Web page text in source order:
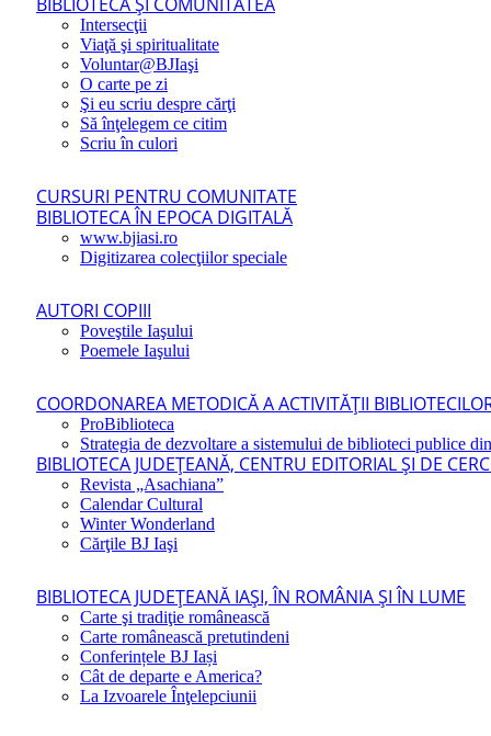
Intersecţii
Viaţă şi spiritualitate
Voluntar@BJIaşi
O carte pe zi
Şi eu scriu despre cărţi
Să înţelegem ce citim
Scriu în culori
CURSURI PENTRU COMUNITATE
BIBLIOTECA ÎN EPOCA DIGITALĂ
www.bjiasi.ro
Digitizarea colecţiilor speciale
AUTORI COPIII
Poveştile Iaşului
Poemele Iaşului
COORDONAREA METODICĂ A ACTIVITĂŢII
ProBiblioteca
Strategia de dezvoltare a sistemului de biblioteci publice
BIBLIOTECA JUDEŢEANĂ, CENTRU EDITORIAL ŞI DE
Revista „Asachiana”
Calendar Cultural
Winter Wonderland
Cărţile BJ Iaşi
BIBLIOTECA JUDEŢEANĂ IAŞI, ÎN ROMÂNIA ŞI ÎN LUME
Carte şi tradiţie românească
Carte românească pretutindeni
Conferințele BJ Iași
Cât de departe e America?
La Izvoarele Înţelepciunii